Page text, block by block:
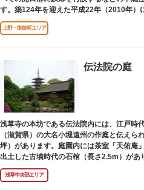
す。築124年を迎えた平成22年（2010年）
改修が施されました。
上野・御徒町エリア
伝法院の庭
浅草寺の本坊である伝法院内には、江戸時
（滋賀県）の大名小堀遠州の作庭と伝え
坪）があります。庭園内には茶室「天佑庵
出土した古墳時代の石棺（長さ2.5m）があ
が、不定期で特別公開されることがあります
浅草中央部エリア